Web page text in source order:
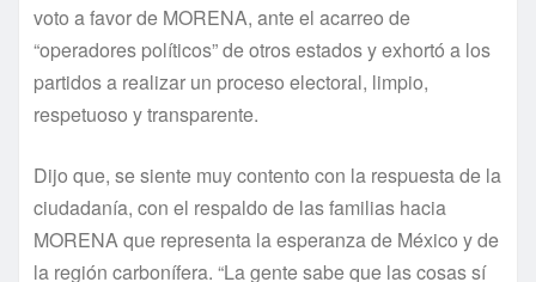
voto a favor de MORENA, ante el acarreo de
“operadores políticos” de otros estados y exhortó a los
partidos a realizar un proceso electoral, limpio,
respetuoso y transparente.
Dijo que, se siente muy contento con la respuesta de la
ciudadanía, con el respaldo de las familias hacia
MORENA que representa la esperanza de México y de
la región carbonífera. “La gente sabe que las cosas sí